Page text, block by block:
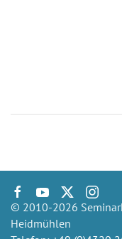
© 2010-2026
Heidmühlen